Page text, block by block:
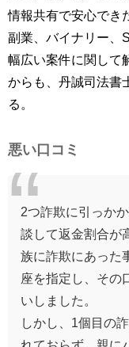
情報共有で安心でき
副業、バイナリー、
幅広い案件に関して
からも、丹誠司法書
る。
悪い口コミ
2つ詐欺に引っか
談して返金割合が
族に詐欺にあった
座を指定し、その
いしました。
しかし、1個目の
れておらず、親に